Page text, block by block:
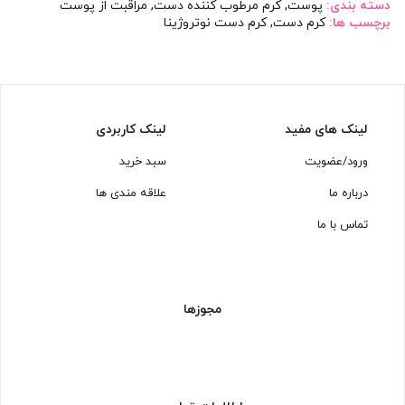
دسته بندی: پوست,کرم مرطوب کننده دست, مراقبت از پوست
برچسب ها:کرم دست,کرم دست نوتروژینا
لینک های مفید
ورود/عضویت
درباره ما
تماس با ما
لینک کاربردی
سبد خرید
علاقه مندی ها
مجوزها